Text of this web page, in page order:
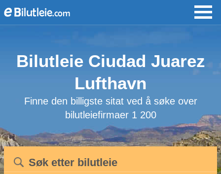
Bilutleie Ciudad Juarez
Lufthavn
Finne den billigste sitat ved å søke over
bilutleiefirmaer 1 200
Søk etter bilutleie